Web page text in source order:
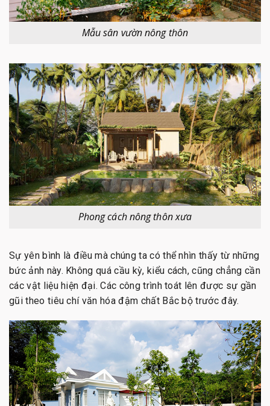
Mẫu sân vườn nông thôn
Phong cách nông thôn xưa
Sự yên bình là điều mà chúng ta có thể nhìn thấy từ những
bức ảnh này. Không quá cầu kỳ, kiểu cách, cũng chẳng cần
các vật liệu hiện đại. Các công trình toát lên được sự gần
gũi theo tiêu chí văn hóa đậm chất Bắc bộ trước đây.